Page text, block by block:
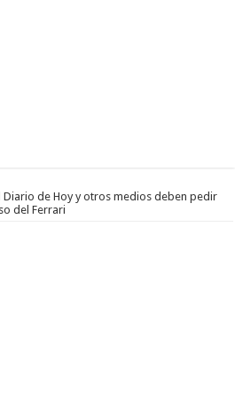
Diario de Hoy y otros medios deben pedir
del Ferrari